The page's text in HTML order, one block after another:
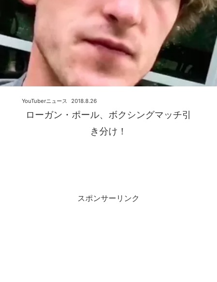
ローガン・ポール、ボクシングマッチ引
き分け！
2018.8.26
YouTuberニュース
スポンサーリンク